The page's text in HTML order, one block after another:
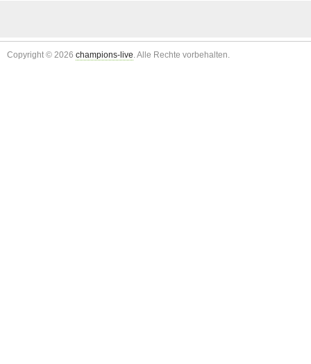
Copyright © 2026 champions-live. Alle Rechte vorbehalten.